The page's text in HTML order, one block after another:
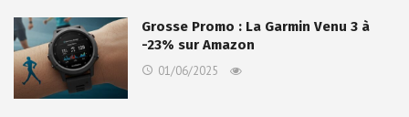
Grosse Promo : La Garmin Venu 3 à
-23% sur Amazon
01/06/2025